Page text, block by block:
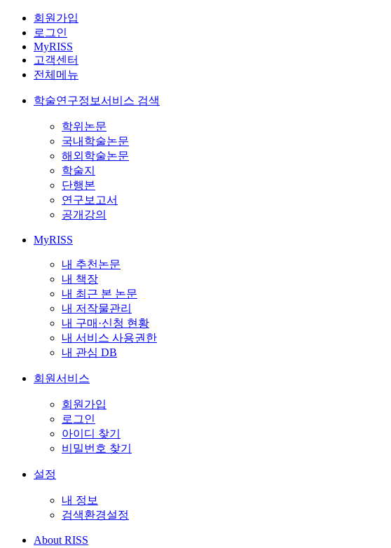
회원가입
로그인
MyRISS
고객센터
전체메뉴
학술연구정보서비스 검색
학위논문
국내학술논문
해외학술논문
학술지
단행본
연구보고서
공개강의
MyRISS
내 추천논문
내 책장
내 최근 본 논문
내 저작물관리
내 구매·신청 현황
내 서비스 사용권한
내 관심 DB
회원서비스
회원가입
로그인
아이디 찾기
비밀번호 찾기
설정
내 정보
검색환경설정
About RISS